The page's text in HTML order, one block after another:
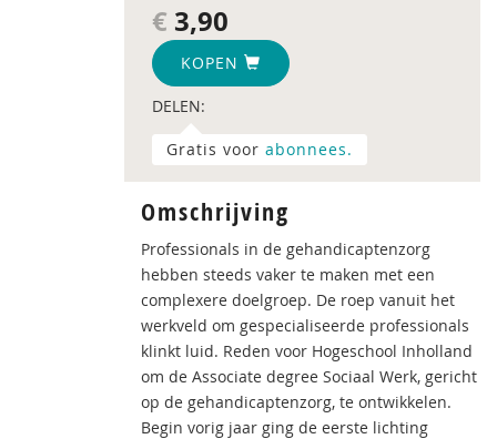
€ 3,90
KOPEN
DELEN:
Gratis voor abonnees.
Omschrijving
Professionals in de gehandicaptenzorg
hebben steeds vaker te maken met een
complexere doelgroep. De roep vanuit het
werkveld om gespecialiseerde professionals
klinkt luid. Reden voor Hogeschool Inholland
om de Associate degree Sociaal Werk, gericht
op de gehandicaptenzorg, te ontwikkelen.
Begin vorig jaar ging de eerste lichting